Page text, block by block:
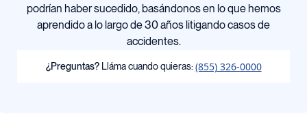
podrían haber sucedido, basándonos en lo que hemos
aprendido a lo largo de 30 años litigando casos de
accidentes.
¿Preguntas? Lláma cuando quieras: (855) 326-0000